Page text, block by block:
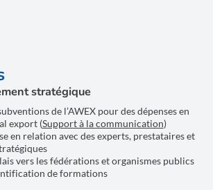
stratégique
de l’AWEX pour des dépenses en
export (Support à la communication)
en relation avec des experts, prestataires et
vers les fédérations et organismes publics
de formations